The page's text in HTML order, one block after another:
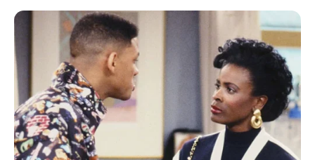
»bmw»BMW Alpina»
BMW Alpina Era Baru Resmi Mulai 2026,
Siap Tempur Lawan Mercedes-Maybach